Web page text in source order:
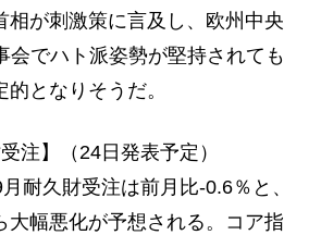
相が刺激策に言及し、欧州中央
会でハト派姿勢が堅持されても
となりそうだ。
注】（24日発表予定）
耐久財受注は前月比-0.6％と、
大幅悪化が予想される。コア指